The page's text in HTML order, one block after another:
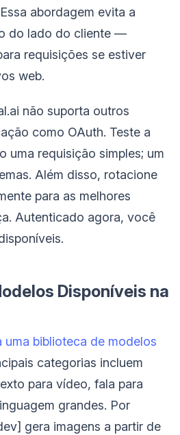
abordagem evita a
do lado do cliente —
requisições se estiver
web.
não suporta outros
como OAuth. Teste a
uma requisição simples; um
Além disso, rotacione
para as melhores
Autenticado agora, você
Disponíveis na
uma biblioteca de modelos
categorias incluem
para vídeo, fala para
grandes. Por
gera imagens a partir de